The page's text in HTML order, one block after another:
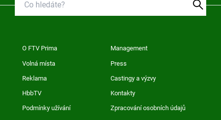
O FTV Prima Management
Volná místa Press
Reklama Castingy a výzvy
HbbTV Kontakty
Podmínky užívání Zpracování osobních údajů